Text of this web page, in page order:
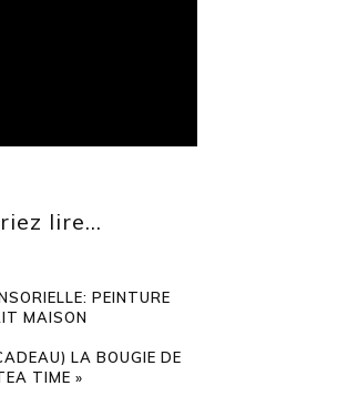
lire...
PEINTURE
MAISON
LA BOUGIE DE
TIME »